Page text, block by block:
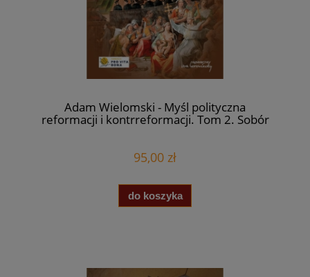
Adam Wielomski - Myśl polityczna
reformacji i kontrreformacji. Tom 2. Sobór
Trydencki i reforma katolicka (oprawa
95,00 zł
do koszyka